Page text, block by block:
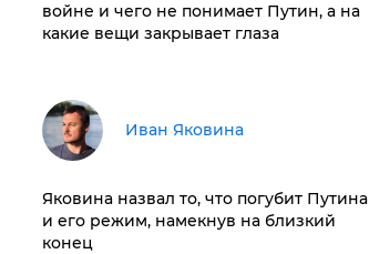
войне и чего не понимает Путин, а на
какие вещи закрывает глаза
Иван Яковина
Яковина назвал то, что погубит Путина
и его режим, намекнув на близкий
конец